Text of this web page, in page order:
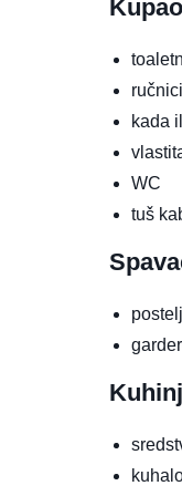
ručnici
kada
WC
tuš